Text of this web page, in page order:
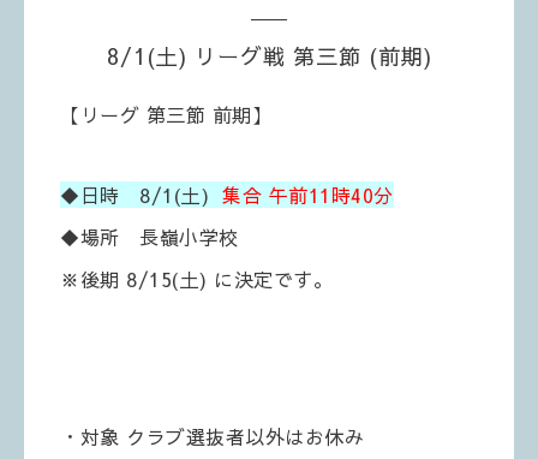
8/1(土) リーグ戦 第三節 (前期)
【リーグ 第三節 前期】
◆日時 8/1(土) 集合 午前11時40分
◆場所 長嶺小学校
※後期 8/15(土) に決定です。
・対象 クラブ選抜者以外はお休み